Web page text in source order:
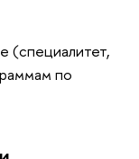
(специалитет,
по